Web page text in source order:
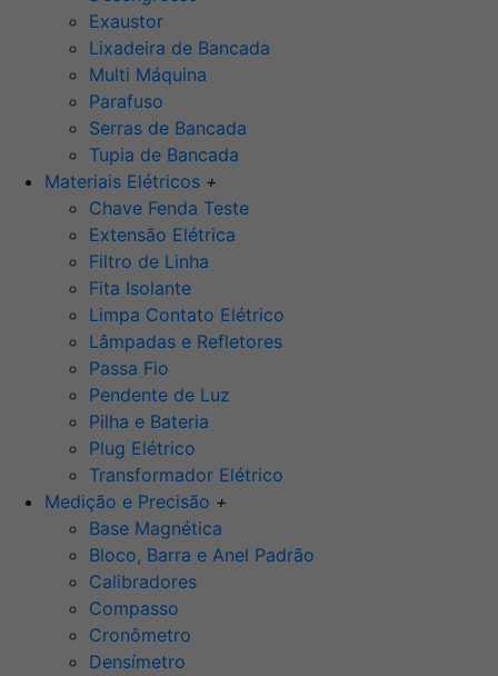
Exaustor
Lixadeira de Bancada
Multi Máquina
Parafuso
Serras de Bancada
Tupia de Bancada
Materiais Elétricos +
Chave Fenda Teste
Extensão Elétrica
Filtro de Linha
Fita Isolante
Limpa Contato Elétrico
Lâmpadas e Refletores
Passa Fio
Pendente de Luz
Pilha e Bateria
Plug Elétrico
Transformador Elétrico
Medição e Precisão +
Base Magnética
Bloco, Barra e Anel Padrão
Calibradores
Compasso
Cronômetro
Densímetro